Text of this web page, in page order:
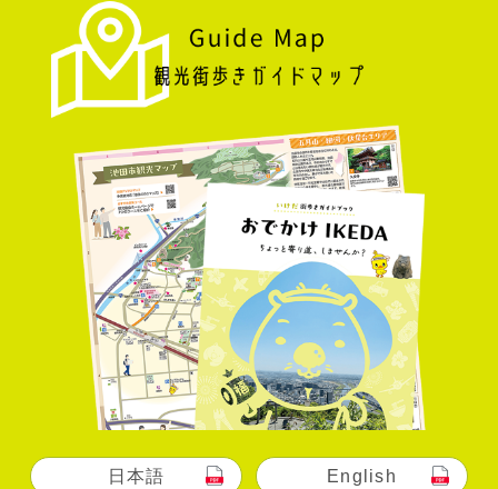
日本語 English